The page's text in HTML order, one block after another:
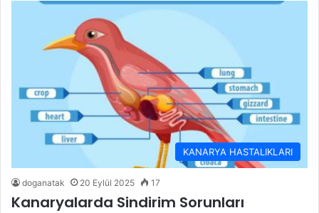
KANARYA HASTALIKLARI
doganatak 20 Eylül 2025 17
Kanaryalarda Sindirim Sorunları